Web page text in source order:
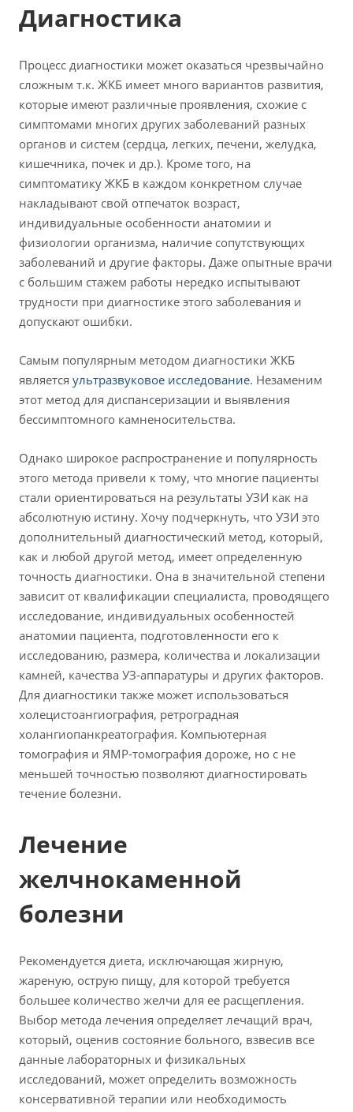
Диагностика
Процесс диагностики может оказаться чрезвычайно
сложным т.к. ЖКБ имеет много вариантов развития,
которые имеют различные проявления, схожие с
симптомами многих других заболеваний разных
органов и систем (сердца, легких, печени, желудка,
кишечника, почек и др.). Кроме того, на
симптоматику ЖКБ в каждом конкретном случае
накладывают свой отпечаток возраст,
индивидуальные особенности анатомии и
физиологии организма, наличие сопутствующих
заболеваний и другие факторы. Даже опытные врачи
с большим стажем работы нередко испытывают
трудности при диагностике этого заболевания и
допускают ошибки.
Самым популярным методом диагностики ЖКБ
является ультразвуковое исследование. Незаменим
этот метод для диспансеризации и выявления
бессимптомного камненосительства.
Однако широкое распространение и популярность
этого метода привели к тому, что многие пациенты
стали ориентироваться на результаты УЗИ как на
абсолютную истину. Хочу подчеркнуть, что УЗИ это
дополнительный диагностический метод, который,
как и любой другой метод, имеет определенную
точность диагностики. Она в значительной степени
зависит от квалификации специалиста, проводящего
исследование, индивидуальных особенностей
анатомии пациента, подготовленности его к
исследованию, размера, количества и локализации
камней, качества УЗ-аппаратуры и других факторов.
Для диагностики также может использоваться
холецистоангиография, ретроградная
холангиопанкреатография. Компьютерная
томография и ЯМР-томография дороже, но с не
меньшей точностью позволяют диагностировать
течение болезни.
Лечение
желчнокаменной
болезни
Рекомендуется диета, исключающая жирную,
жареную, острую пищу, для которой требуется
большее количество желчи для ее расщепления.
Выбор метода лечения определяет лечащий врач,
который, оценив состояние больного, взвесив все
данные лабораторных и физикальных
исследований, может определить возможность
консервативной терапии или необходимость